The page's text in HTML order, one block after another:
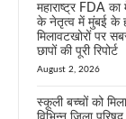
महाराष्ट्र FDA
के नेतृत्व में मुंबई के
मिलावटखोरों पर
छापों की पूरी रिपोर्ट
August 2, 2026
स्कूली बच्चों को